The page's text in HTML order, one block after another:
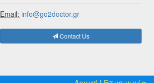
Email: info@go2doctor.gr
Contact Us